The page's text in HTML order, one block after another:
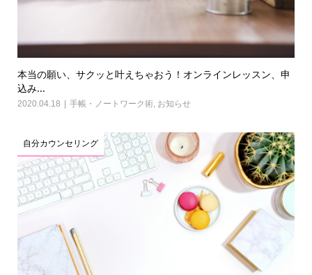
本当の願い、サクッと叶えちゃおう！オンラインレッスン、申
込み...
2020.04.18 手帳・ノートワーク術, お知らせ
自分カウンセリング